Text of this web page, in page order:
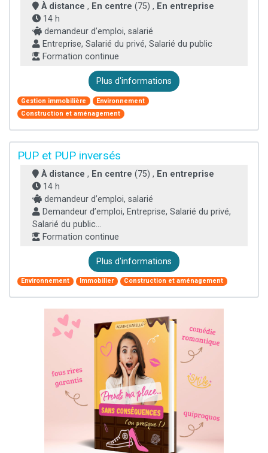
À distance , En centre (75) , En entreprise
14 h
demandeur d’emploi, salarié
Entreprise, Salarié du privé, Salarié du public
Formation continue
Plus d'informations
Gestion immobilière
Environnement
Construction et aménagement
PUP et PUP inversés
À distance , En centre (75) , En entreprise
14 h
demandeur d’emploi, salarié
Demandeur d’emploi, Entreprise, Salarié du privé,
Salarié du public...
Formation continue
Plus d'informations
Environnement Immobilier Construction et aménagement